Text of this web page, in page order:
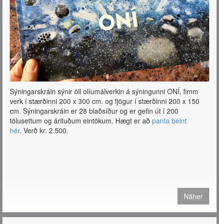
Sýningarskráin sýnir öll olíumálverkin á sýningunni ONÍ, fimm
verk í stærðinni 200 x 300 cm. og fjögur í stærðinni 200 x 150
cm. Sýningarskráin er 28 blaðsíður og er gefin út í 200
tölusettum og árituðum eintökum. Hægt er að panta beint
hér. Verð kr. 2.500.
Näher